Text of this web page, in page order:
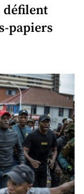
défilent
papiers